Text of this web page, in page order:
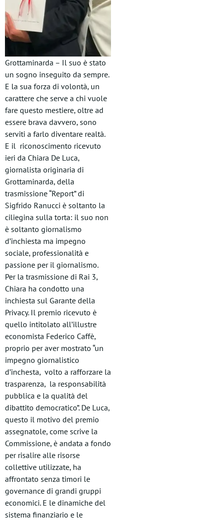
Grottaminarda – Il suo è stato
un sogno inseguito da sempre.
E la sua forza di volontà, un
carattere che serve a chi vuole
fare questo mestiere, oltre ad
essere brava davvero, sono
serviti a farlo diventare realtà.
E il riconoscimento ricevuto
ieri da Chiara De Luca,
giornalista originaria di
Grottaminarda, della
trasmissione “Report” di
Sigfrido Ranucci è soltanto la
ciliegina sulla torta: il suo non
è soltanto giornalismo
d’inchiesta ma impegno
sociale, professionalità e
passione per il giornalismo.
Per la trasmissione di Rai 3,
Chiara ha condotto una
inchiesta sul Garante della
Privacy. Il premio ricevuto è
quello intitolato all’illustre
economista Federico Caffè,
proprio per aver mostrato “un
impegno giornalistico
d’inchesta, volto a rafforzare la
trasparenza, la responsabilità
pubblica e la qualità del
dibattito democratico”. De Luca,
questo il motivo del premio
assegnatole, come scrive la
Commissione, è andata a fondo
per risalire alle risorse
collettive utilizzate, ha
affrontato senza timori le
governance di grandi gruppi
economici. E le dinamiche del
sistema finanziario e le